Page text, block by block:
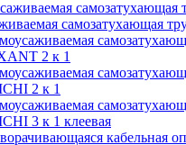
самозатухающая
2 к 1
2 к 1
3 к 1 клеевая